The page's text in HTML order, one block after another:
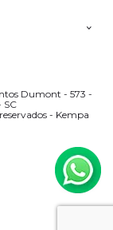
Dumont - 573 -
SC
- Kempa